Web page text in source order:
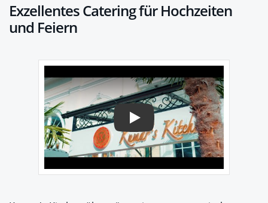
Exzellentes Catering für Hochzeiten
und Feiern
Play